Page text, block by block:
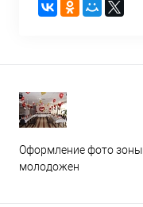
Оформление фото зоны
молодожен